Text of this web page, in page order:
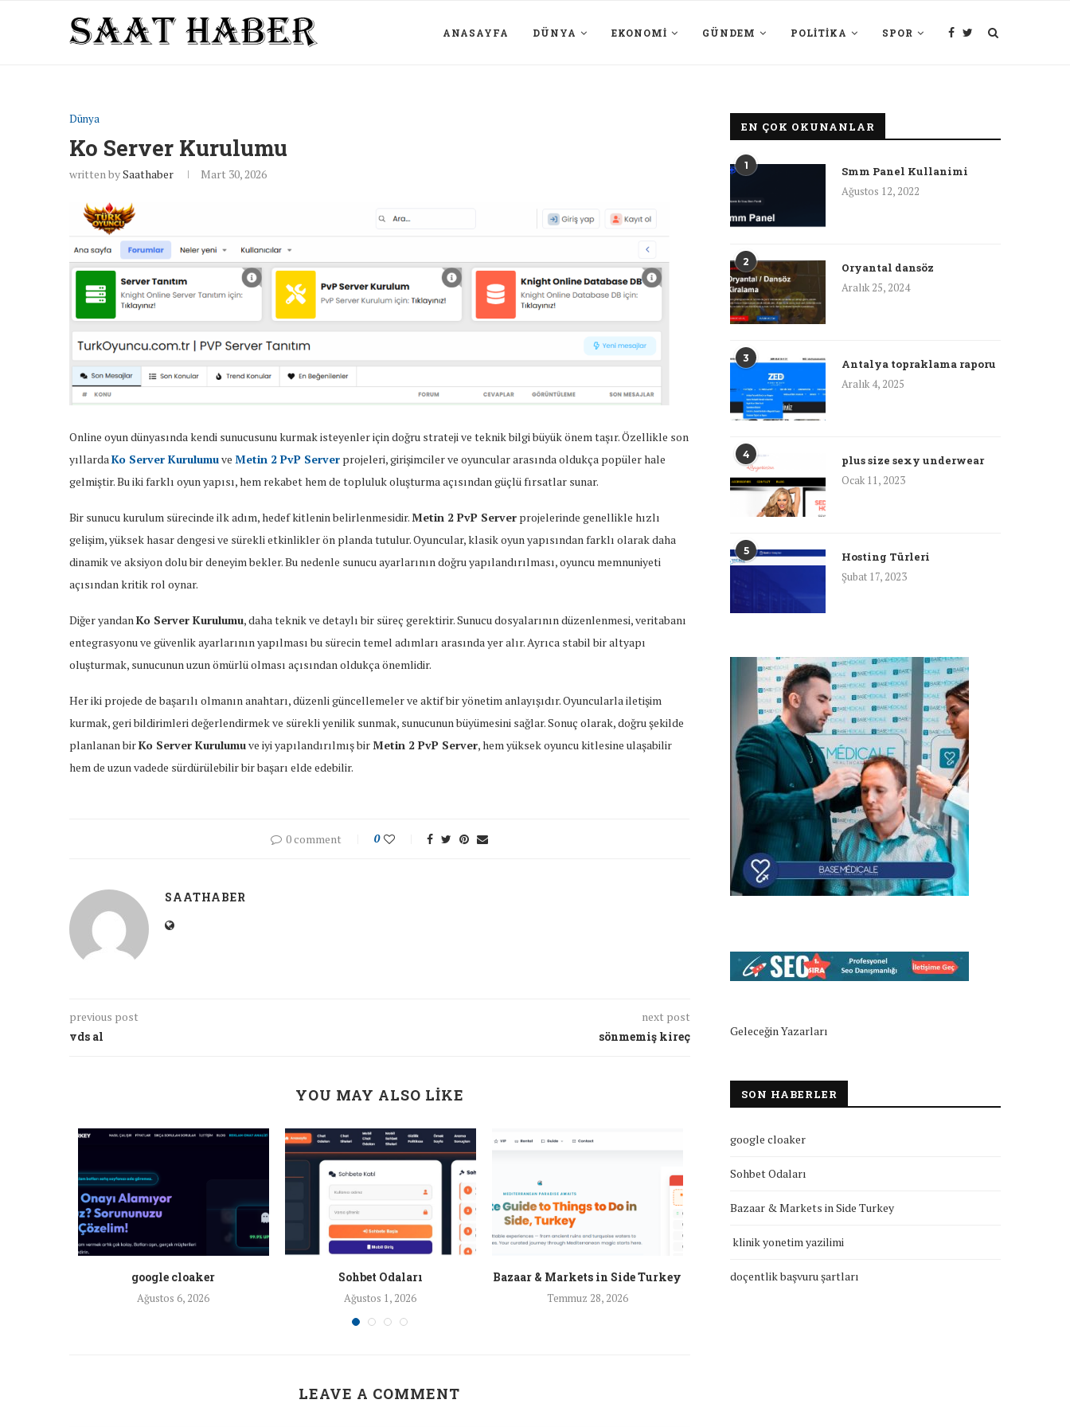
ANASAYFA DÜNYA EKONOMI GÜNDEM POLITIKA SPOR
Dünya
Ko Server Kurulumu
written bySaathaber Mart 30, 2026
Online oyun dünyasında kendi sunucusunu kurmak isteyenler için doğru strateji ve teknik bilgi büyük önem taşır. Özellikle son
yıllardaKo Server Kurulumuve Metin 2 PvP Server projeleri, girişimciler ve oyuncular arasında oldukça popüler hale
gelmiştir. Bu iki farklı oyun yapısı, hem rekabet hem de topluluk oluşturma açısından güçlü fırsatlar sunar.
Bir sunucu kurulum sürecinde ilk adım, hedef kitlenin belirlenmesidir.Metin 2 PvP Server projelerinde genellikle hızlı
gelişim, yüksek hasar dengesi ve sürekli etkinlikler ön planda tutulur. Oyuncular, klasik oyun yapısından farklı olarak daha
dinamik ve aksiyon dolu bir deneyim bekler. Bu nedenle sunucu ayarlarının doğru yapılandırılması, oyuncu memnuniyeti
açısından kritik rol oynar.
Diğer yandanKo Server Kurulumu, daha teknik ve detaylı bir süreç gerektirir. Sunucu dosyalarının düzenlenmesi, veritabanı
entegrasyonu ve güvenlik ayarlarının yapılması bu sürecin temel adımları arasında yer alır. Ayrıca stabil bir altyapı
oluşturmak, sunucunun uzun ömürlü olması açısından oldukça önemlidir.
Her iki projede de başarılı olmanın anahtarı, düzenli güncellemeler ve aktif bir yönetim anlayışıdır. Oyuncularla iletişim
kurmak, geri bildirimleri değerlendirmek ve sürekli yenilik sunmak, sunucunun büyümesini sağlar. Sonuç olarak, doğru şekilde
planlanan birKo Server Kurulumuve iyi yapılandırılmış birMetin 2 PvP Server, hem yüksek oyuncu kitlesine ulaşabilir
hem de uzun vadede sürdürülebilir bir başarı elde edebilir.
0 comment 0
SAATHABER
previous post
vds al
next post
sönmemiş kireç
YOU MAY ALSO LIKE
google cloaker
Ağustos 6, 2026
Sohbet Odaları
Ağustos 1, 2026
Bazaar & Markets in Side Turkey
Temmuz 28, 2026
klinik yonetim yazilimi
LEAVE A COMMENT
EN ÇOK OKUNANLAR
1
Smm Panel Kullanimi
Ağustos 12, 2022
2
Oryantal dansöz
Aralık 25, 2024
3
Antalya topraklama raporu
Aralık 4, 2025
4
plus size sexy underwear
Ocak 11, 2023
5
Hosting Türleri
Şubat 17, 2023
Geleceğin Yazarları
SON HABERLER
google cloaker
Sohbet Odaları
Bazaar & Markets in Side Turkey
klinik yonetim yazilimi
doçentlik başvuru şartları